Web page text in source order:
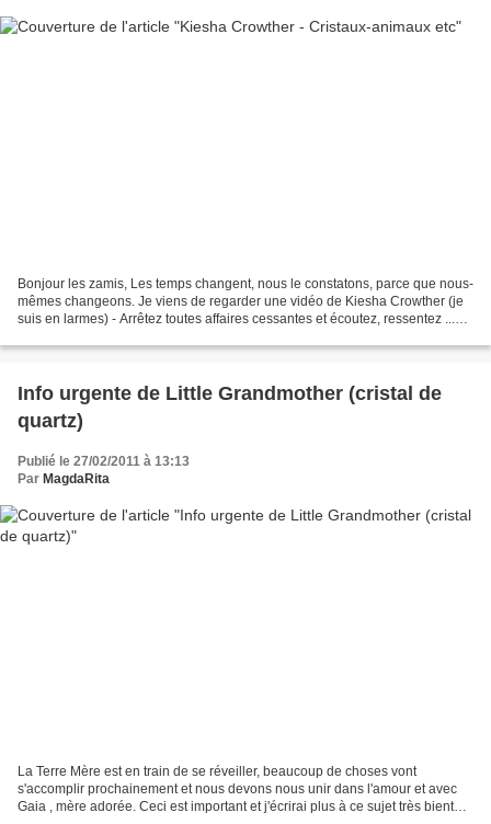
Bonjour les zamis, Les temps changent, nous le constatons, parce que nous-
mêmes changeons. Je viens de regarder une vidéo de Kiesha Crowther (je
suis en larmes) - Arrêtez toutes affaires cessantes et écoutez, ressentez ...
Info urgente de Little Grandmother (cristal de
quartz)
Publié le 27/02/2011 à 13:13
Par MagdaRita
La Terre Mère est en train de se réveiller, beaucoup de choses vont
s'accomplir prochainement et nous devons nous unir dans l'amour et avec
Gaia , mère adorée. Ceci est important et j'écrirai plus à ce sujet très bientôt.